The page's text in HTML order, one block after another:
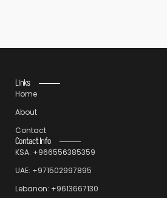
Links
Home
About
Contact
Contact Info
KSA: +966556385359
UAE: +971502997895
Lebanon: +9613667130